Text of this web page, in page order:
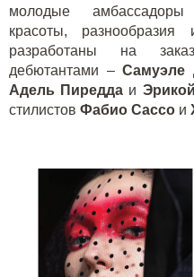
молодые амбассадоры
красоты,
разработаны на
дебютантами –Самуэле
Адель Пиредда и
стилистов Фабио Сассо и